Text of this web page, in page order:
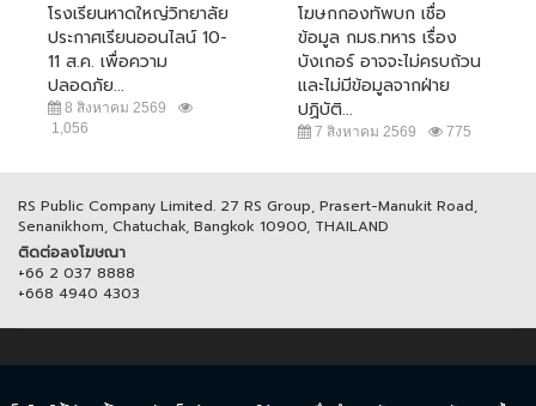
โรงเรียนหาดใหญ่วิทยาลัย
ประกาศเรียนออนไลน์ 10-
11 ส.ค. เพื่อความ
ปลอดภัย...
8 สิงหาคม 2569
1,056
โฆษกกองทัพบก เชื่อ
ข้อมูล กมธ.ทหาร เรื่อง
บังเกอร์ อาจจะไม่ครบถ้วน
และไม่มีข้อมูลจากฝ่าย
ปฏิบัติ...
7 สิงหาคม 2569 775
RS Public Company Limited. 27 RS Group, Prasert-Manukit Road,
Senanikhom, Chatuchak, Bangkok 10900, THAILAND
ติดต่อลงโฆษณา
+66 2 037 8888
+668 4940 4303
© COPYRIGHT 2017 THAICH8.COM, ALL RIGHT RESERVED.